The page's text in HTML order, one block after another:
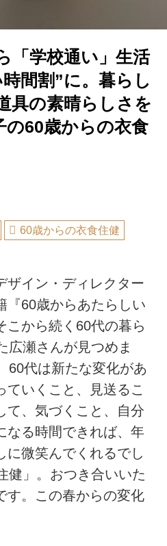
「学校通い」生活
間割”に。暮らし
具の素晴らしさを
の60歳からの衣食
60歳からの衣食住健
ザイン・ディレクター
『60歳からあたらしい
こから続く60代の暮ら
広瀬さんが見つめま
60代は新たな変化があ
ていくこと、見送るこ
て、気づくこと、自分
なる時間できれば、年
に微笑んでくれるでし
健」。おつき合いいた
す。この春からの変化